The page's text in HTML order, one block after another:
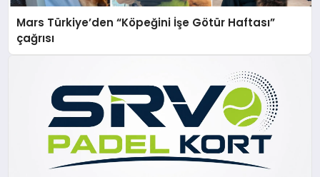
Mars Türkiye’den “Köpeğini İşe Götür Haftası”
çağrısı